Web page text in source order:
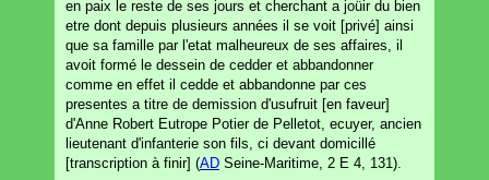
en paix le reste de ses jours et cherchant a joüir du bien
etre dont depuis plusieurs années il se voit [privé] ainsi
que sa famille par l'etat malheureux de ses affaires, il
avoit formé le dessein de cedder et abbandonner
comme en effet il cedde et abbandonne par ces
presentes a titre de demission d'usufruit [en faveur]
d'Anne Robert Eutrope Potier de Pelletot, ecuyer, ancien
lieutenant d'infanterie son fils, ci devant domicillé
[transcription à finir] (AD Seine-Maritime, 2 E 4, 131).